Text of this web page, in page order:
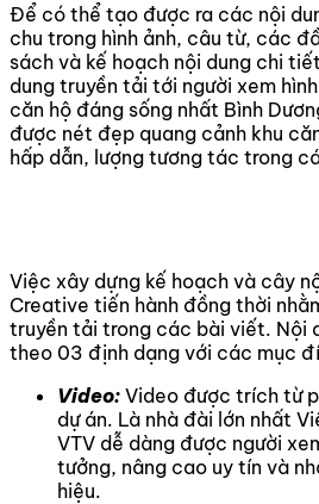
Để có thể tạo được ra các nội
chu trong hình ảnh, câu từ, các
sách và kế hoạch nội dung chi
dung truyền tải tới người xem
căn hộ đáng sống nhất Bình
được nét đẹp quang cảnh khu
hấp dẫn, lượng tương tác trong
Việc xây dựng kế hoạch và cây
Creative tiến hành đồng thời
truyền tải trong các bài viết. Nội
theo 03 định dạng với các mục
Video: Video được trích từ
dự án. Là nhà đài lớn nhất
VTV dễ dàng được người
tưởng, nâng cao uy tín và
hiệu.